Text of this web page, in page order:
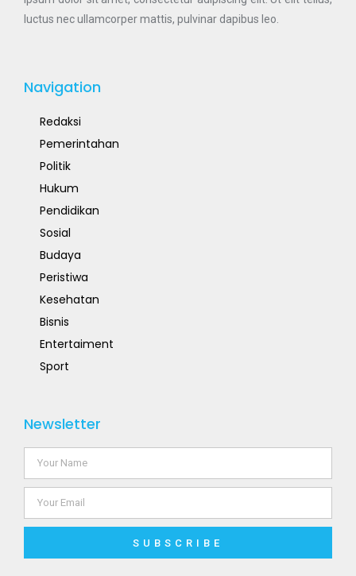
luctus nec ullamcorper mattis, pulvinar dapibus leo.
Navigation
Redaksi
Pemerintahan
Politik
Hukum
Pendidikan
Sosial
Budaya
Peristiwa
Kesehatan
Bisnis
Entertaiment
Sport
Newsletter
SUBSCRIBE